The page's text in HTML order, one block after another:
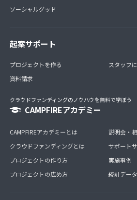
ソーシャルグッド
起案サポート
プロジェクトを作る
資料請求
スタッフ
クラウドファンディングのノウハウを無料で学ぼう
CAMPFIREアカデミー
CAMPFIREアカデミーとは
クラウドファンディングとは
プロジェクトの作り方
プロジェクトの広め方
説明会・
サポート
実施事例
統計データ